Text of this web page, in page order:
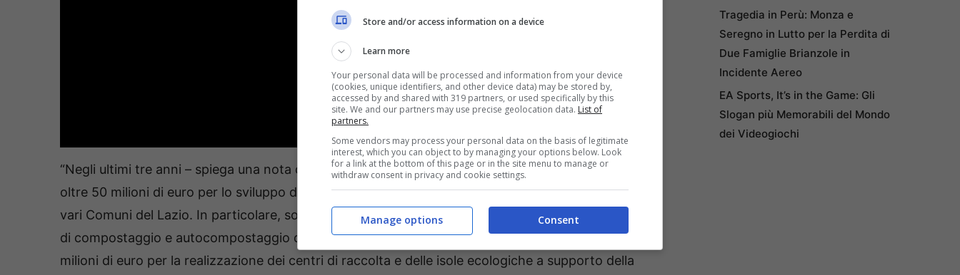
“Negli ultimi tre anni – spiega una nota della Regione – l’Amministrazione regionale ha investito
oltre 50 milioni di euro per lo sviluppo degli impianti di compostaggio e delle isole ecologiche nei
vari Comuni del Lazio. In particolare, sono stati investiti circa 28,3 milioni di euro per le attività
di compostaggio e autocompostaggio destinate alla riduzione della frazione organica e circa 22
milioni di euro per la realizzazione dei centri di raccolta e delle isole ecologiche a supporto della
Tragedia in Perù: Monza e
Seregno in Lutto per la Perdita di
Due Famiglie Brianzole in
Incidente Aereo
EA Sports, It’s in the Game: Gli
Slogan più Memorabili del Mondo
dei Videogiochi
Store and/or access information on a device
Learn more
Your personal data will be processed and information from your device
(cookies, unique identifiers, and other device data) may be stored by,
accessed by and shared with 319 partners, or used specifically by this
site. We and our partners may use precise geolocation data. List of
partners.
Some vendors may process your personal data on the basis of legitimate
interest, which you can object to by managing your options below. Look
for a link at the bottom of this page or in the site menu to manage or
withdraw consent in privacy and cookie settings.
Consent
Manage options